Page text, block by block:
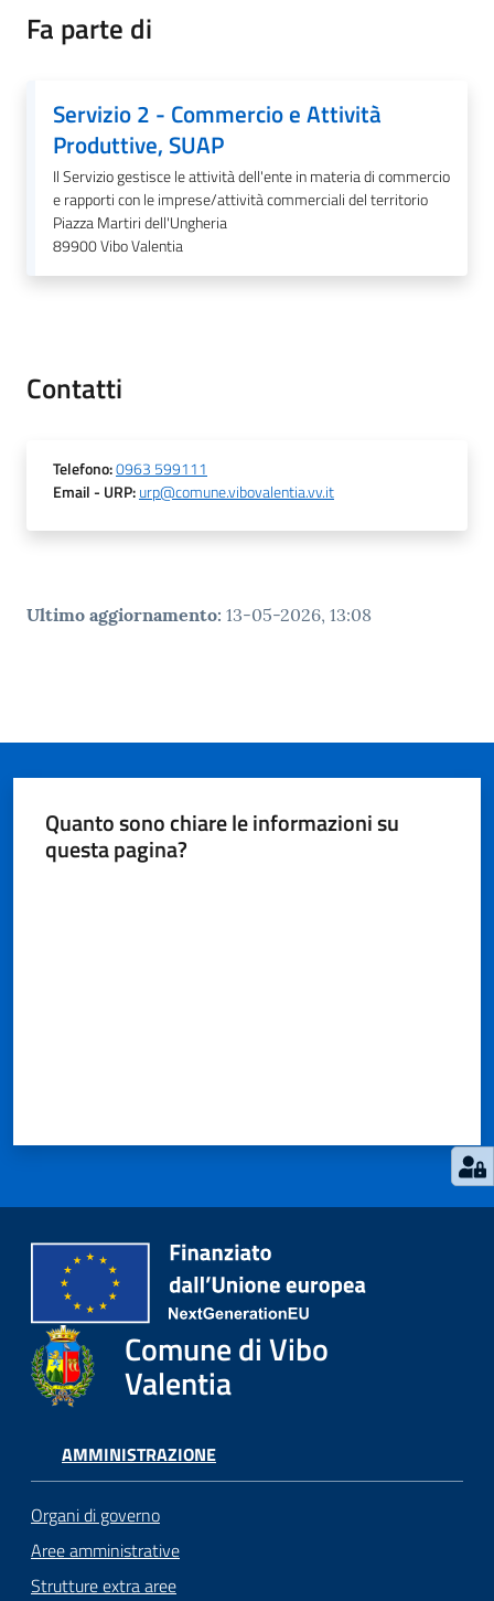
i
o
Tutti
argomenti...
Seguici
Fa parte di
Servizio 2 - Commercio e Attività
Produttive, SUAP
Il Servizio gestisce le attività dell'ente in materia di commercio
e rapporti con le imprese/attività commerciali del territorio
Piazza Martiri dell'Ungheria
89900Vibo Valentia
Contatti
Telefono:0963 599111
Email- URP:urp@comune.vibovalentia.vv.it
Ultimo aggiornamento: 13-05-2026, 13:08
Quanto sono chiare le informazioni su
questa pagina?
Comune di Vibo
Valentia
AMMINISTRAZIONE
Organi di governo
Aree amministrative
Strutture extra aree